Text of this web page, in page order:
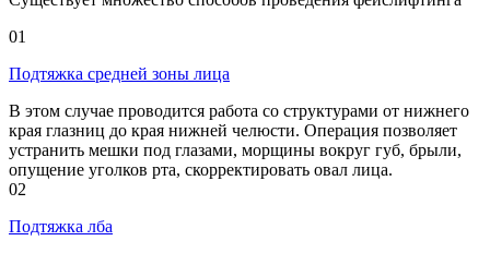
01
Подтяжка средней зоны лица
В этом случае проводится работа со структурами от нижнего
края глазниц до края нижней челюсти. Операция позволяет
устранить мешки под глазами, морщины вокруг губ, брыли,
опущение уголков рта, скорректировать овал лица.
02
Подтяжка лба